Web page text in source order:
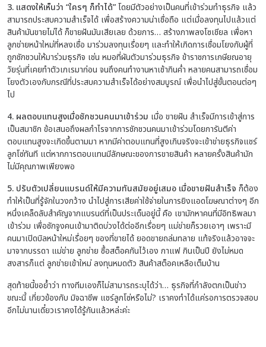
3. แสดงให้เห็นว่า “ใครๆ ก็ทำได้”โดยมีตัวอย่างเป็นคนที่เข้าร่วมทำธุรกิจ แล้ว
สามารถประสบความสำเร็จได้ เพื่อสร้างความน่าเชื่อถือ แต่เมื่อลงทุนไปแล้วแต่
สินค้ามันขายไม่ได้ ก็ขายฝันมันเสียเลย ด้วยการ… สร้างภาพลงโซเชียล เพื่อหา
ลูกข่ายหน้าใหม่ที่หลงเชื่อ มาร่วมลงทุนเรื่อยๆ และทำให้เกิดการเชื่อมโยงกับผู้ที่
ถูกชักชวนให้มาร่วมธุรกิจ เช่น หมอที่ผันตัวมาร่วมธุรกิจ ข้าราชการเกษียณอายุ
วัยรุ่นที่เคยทำตัวเกเรมาก่อน จนถึงคนทำงานหาเช้ากินค่ำ หลายคนสามารถเชื่อม
โยงตัวเองกับกรณีที่ประสบความสำเร็จได้อย่างสมบูรณ์ เพื่อนำไปสู่ขั้นตอนต่อๆ
ไป
4. ผลตอบแทนสูงเมื่อชักชวนคนมาเข้าร่วม เมื่อ ขายฝัน สำเร็จมีการเข้าสู่การ
เป็นสมาชิก ข้อเสนอถึงผลกำไรจากการชักชวนคนมาเข้าร่วมโดยการันตีค่า
ตอบแทนสูงจะเกิดขึ้นตามมา หากมีค่าตอบแทนที่สูงเกินจริงจะเข้าข่ายธุรกิจแชร์
ลูกโซ่ทันที แต่หากการตอบแทนมีลักษณะของการขายสินค้า หลายครั้งสินค้ามัก
ไม่มีคุณภาพเพียงพอ
5. ปรับตัวเปลี่ยนแบรนด์ให้มีความทันสมัยอยู่เสมอ เมื่อขายฝันสำเร็จ ก็ต้อง
ทำให้เป็นที่รู้จักในวงกว้าง นำไปสู่การเสียค่าใช้จ่ายในการยิงแอดโฆษณาต่างๆ อีก
หนึ่งเคล็ดลับสำคัญจากแบรนด์ที่เป็นประเด็นอยู่นี้ คือ เขามักหาคนที่มีอิทธิพลมา
เข้าร่วม เพื่อชักจูงคนเข้ามาติดบ่วงได้ต่ออีกเรื่อยๆ แม่ข่ายก็รวยเอาๆ เพราะมี
คนมาเปิดบิลหน้าใหม่เรื่อยๆ ของที่ขายได้ ยอดขายถล่มทลาย แท้จริงแล้วอาจจะ
มาจากบรรดา แม่ข่าย ลูกข่าย ซื้อสต็อคกันไว้เอง กาแฟ กินเป็นปี ยังไม่หมด
สงสารก็แต่ ลูกข่ายเข้าใหม่ ลงทุนหมดตัว สินค้าสต็อคเหลือเต็มบ้าน
สุดท้ายนี้ขอย้ำว่า ทางทีมเองก็ไม่สามารถระบุได้ว่า… ธุรกิจที่กำลังตกเป็นข่าว
ขณะนี้ เกี่ยวข้องกับ มิจฉาชีพ แชร์ลูกโซ่หรือไม่? เราคงทำได้แค่รอการตรวจสอบ
อีกไม่นานเดี๋ยวเราคงได้รู้กันแล้วหล่ะค่ะ